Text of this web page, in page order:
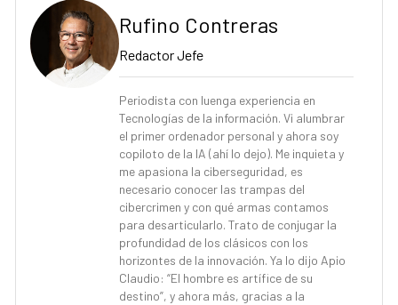
Rufino Contreras
Redactor Jefe
Periodista con luenga experiencia en
Tecnologías de la información. Vi alumbrar
el primer ordenador personal y ahora soy
copiloto de la IA (ahí lo dejo). Me inquieta y
me apasiona la ciberseguridad, es
necesario conocer las trampas del
cibercrimen y con qué armas contamos
para desarticularlo. Trato de conjugar la
profundidad de los clásicos con los
horizontes de la innovación. Ya lo dijo Apio
Claudio: “El hombre es artífice de su
destino”, y ahora más, gracias a la